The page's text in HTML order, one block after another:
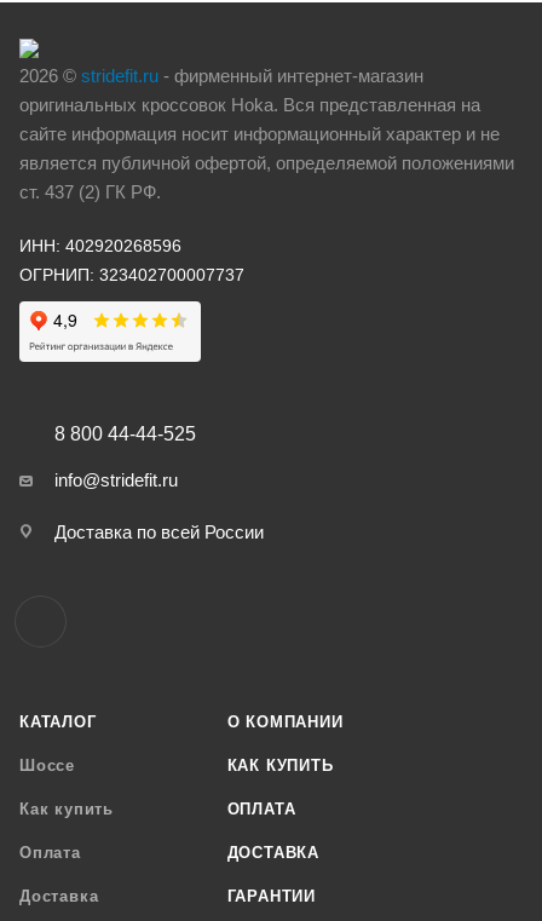
2026 © stridefit.ru - фирменный интернет-магазин
оригинальных кроссовок Hoka. Вся представленная на
сайте информация носит информационный характер и не
является публичной офертой, определяемой положениями
ст. 437 (2) ГК РФ.
ИНН: 402920268596
ОГРНИП: 323402700007737
КАТАЛОГ
Шоссе
Как купить
Оплата
Доставка
О КОМПАНИИ
КАК КУПИТЬ
ОПЛАТА
ДОСТАВКА
ГАРАНТИИ
8 800 44-44-525
info@stridefit.ru
Доставка по всей России